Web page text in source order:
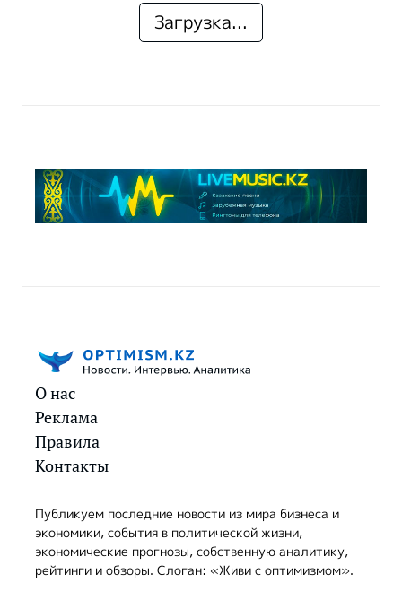
Загрузка...
О нас
Реклама
Правила
Контакты
Публикуем последние новости из мира бизнеса и
экономики, события в политической жизни,
экономические прогнозы, собственную аналитику,
рейтинги и обзоры. Слоган: «Живи с оптимизмом».